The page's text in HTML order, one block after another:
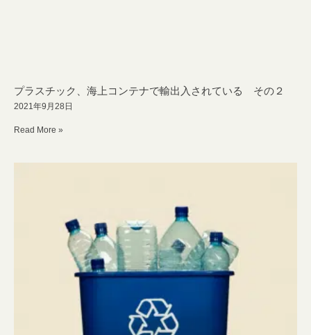
プラスチック、海上コンテナで輸出入されている その２
2021年9月28日
Read More »